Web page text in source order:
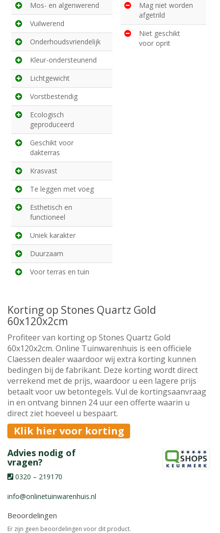
Mos- en algenwerend
Vuilwerend
Onderhoudsvriendelijk
Kleur-ondersteunend
Lichtgewicht
Vorstbestendig
Ecologisch
geproduceerd
Geschikt voor
dakterras
Krasvast
Te leggen met voeg
Esthetisch en
functioneel
Uniek karakter
Duurzaam
Voor terras en tuin
Mag niet worden
afgetrild
Niet geschikt
voor oprit
Korting op Stones Quartz Gold
60x120x2cm
Profiteer van korting op Stones Quartz Gold
60x120x2cm. Online Tuinwarenhuis is een officiele
Claessen dealer waardoor wij extra korting kunnen
bedingen bij de fabrikant. Deze korting wordt direct
verrekend met de prijs, waardoor u een lagere prijs
betaalt voor uw betontegels. Vul de kortingsaanvraag
in en ontvang binnen 24 uur een offerte waarin u
direct ziet hoeveel u bespaart.
Klik hier voor korting
Advies nodig of
vragen?
0320 – 219170
info@onlinetuinwarenhuis.nl
Beoordelingen
Er zijn geen beoordelingen voor dit product.